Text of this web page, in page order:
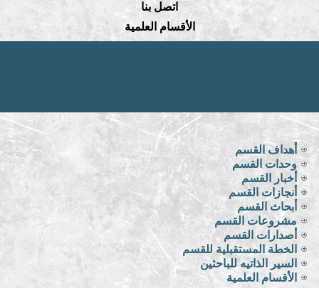
اتصل بنا
الأقسام العلمية
أهداف القسم
وحدات القسم
أخبار القسم
أنجازات القسم
أبحاث القسم
مشروعات القسم
أصدارات القسم
الخطة المستقبلية للقسم
السير الذاتيه للباحثين
الأقسام العلمية